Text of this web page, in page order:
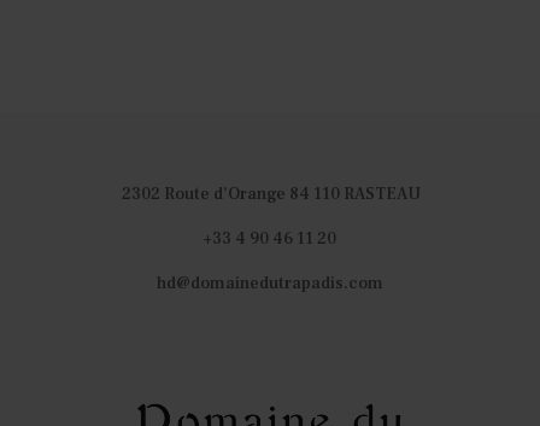
2302 Route d’Orange 84 110 RASTEAU
+33 4 90 46 11 20
hd@domainedutrapadis.com